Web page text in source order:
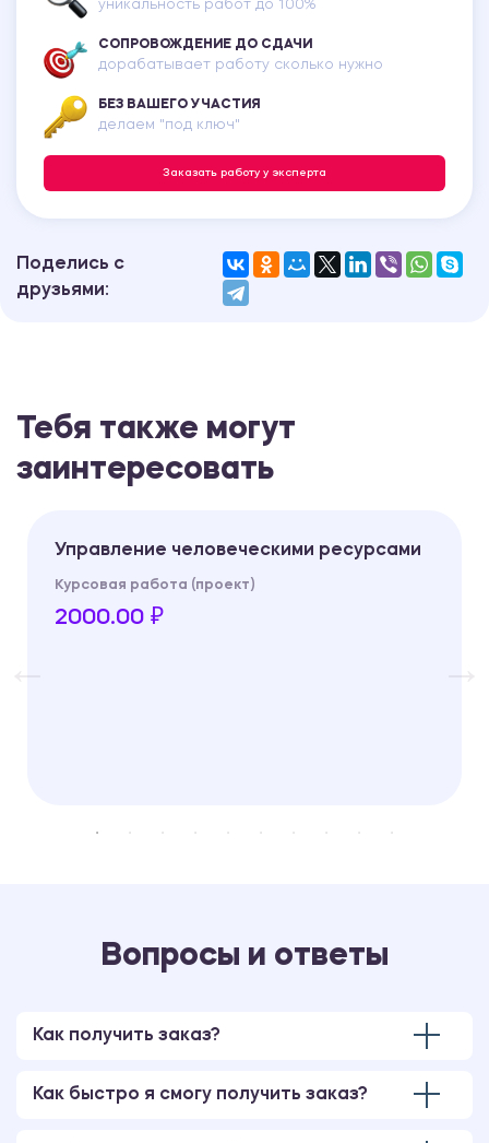
уникальность работ до 100%
СОПРОВОЖДЕНИЕ ДО СДАЧИ
дорабатывает работу сколько нужно
БЕЗ ВАШЕГО УЧАСТИЯ
делаем "под ключ"
Заказать работу у эксперта
Поделись с
друзьями:
Тебя также могут
заинтересовать
Управление человеческими ресурсами
Курсовая работа (проект)
2000.00 ₽
Вопросы и ответы
Как получить заказ?
Как быстро я смогу получить заказ?